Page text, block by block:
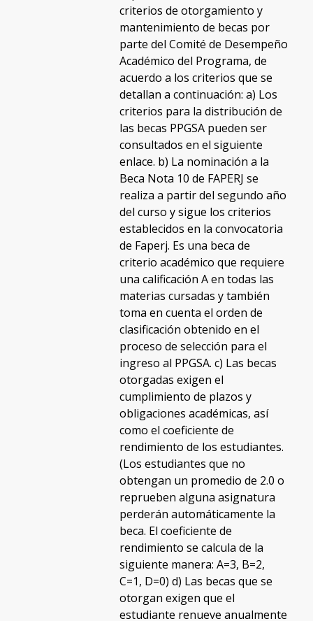
criterios de otorgamiento y
mantenimiento de becas por
parte del Comité de Desempeño
Académico del Programa, de
acuerdo a los criterios que se
detallan a continuación: a) Los
criterios para la distribución de
las becas PPGSA pueden ser
consultados en el siguiente
enlace. b) La nominación a la
Beca Nota 10 de FAPERJ se
realiza a partir del segundo año
del curso y sigue los criterios
establecidos en la convocatoria
de Faperj. Es una beca de
criterio académico que requiere
una calificación A en todas las
materias cursadas y también
toma en cuenta el orden de
clasificación obtenido en el
proceso de selección para el
ingreso al PPGSA. c) Las becas
otorgadas exigen el
cumplimiento de plazos y
obligaciones académicas, así
como el coeficiente de
rendimiento de los estudiantes.
(Los estudiantes que no
obtengan un promedio de 2.0 o
reprueben alguna asignatura
perderán automáticamente la
beca. El coeficiente de
rendimiento se calcula de la
siguiente manera: A=3, B=2,
C=1, D=0) d) Las becas que se
otorgan exigen que el
estudiante renueve anualmente